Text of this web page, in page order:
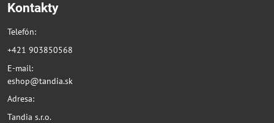
Kontakty
Telefón:
+421 903850568
E-mail:
eshop@tandia.sk
Adresa:
Tandia s.r.o.